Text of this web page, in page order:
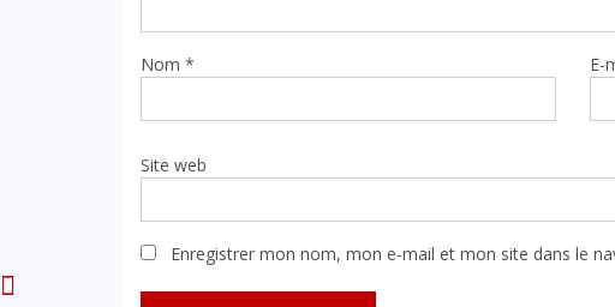
Nom * E-
Site web
Enregistrer mon nom, mon e-mail et mon site dans le